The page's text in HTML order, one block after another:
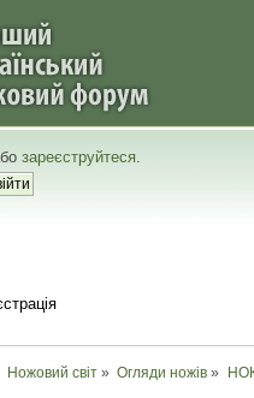
зареєструйтеся.
Ножовий світ » Огляди ножів »